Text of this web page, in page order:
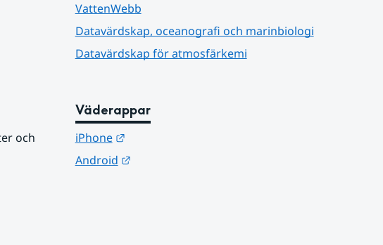
VattenWebb
Datavärdskap, oceanografi och marinbiologi
Datavärdskap för atmosfärkemi
och
Väderappar
iPhone
Länk till annan webbplats.
Android
Länk till annan webbplats.